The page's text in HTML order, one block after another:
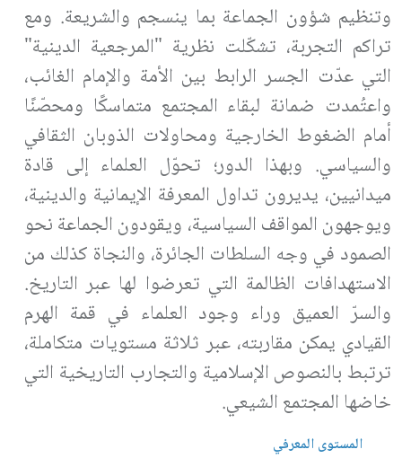
وتنظيم شؤون الجماعة بما ينسجم والشريعة. ومع
تراكم التجربة، تشكّلت نظرية "المرجعية الدينية"
التي عدّت الجسر الرابط بين الأمة والإمام الغائب،
واعتُمدت ضمانة لبقاء المجتمع متماسكًا ومحصّنًا
أمام الضغوط الخارجية ومحاولات الذوبان الثقافي
والسياسي. وبهذا الدور؛ تحوّل العلماء إلى قادة
ميدانيين، يديرون تداول المعرفة الإيمانية والدينية،
ويوجهون المواقف السياسية، ويقودون الجماعة نحو
الصمود في وجه السلطات الجائرة، والنجاة كذلك من
الاستهدافات الظالمة التي تعرضوا لها عبر التاريخ.
والسرّ العميق وراء وجود العلماء في قمة الهرم
القيادي يمكن مقاربته، عبر ثلاثة مستويات متكاملة،
ترتبط بالنصوص الإسلامية والتجارب التاريخية التي
خاضها المجتمع الشيعي.
المستوى المعرفي